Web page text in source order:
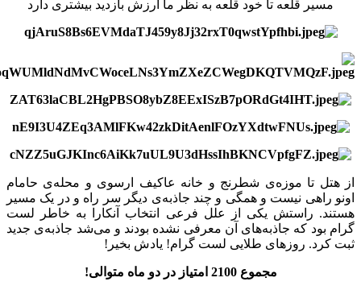
مسیر قلعه تا خود قلعه به نظر ما ارزش بازدید بیشتری دارد
از هتل تا موزه‌ی شطرنج و خانه عاکیف ارسوی و محله‌ی حامام
اونو راهی نیست و همگی و چند جاذبه‌ی دیگر سر راه و در یک مسیر
هستند. راستش یکی از علل فرعی انتخاب آنکارا به خاطر لست
گرام بود که جاذبه‌های آن معرفی نشده بودند و می‌شد جاذبه‌ی جدید
ثبت کرد. روزهای طلایی لست گرام! یادش بخیر!
مجموع 2100 امتیاز در دو ماه متوالی!